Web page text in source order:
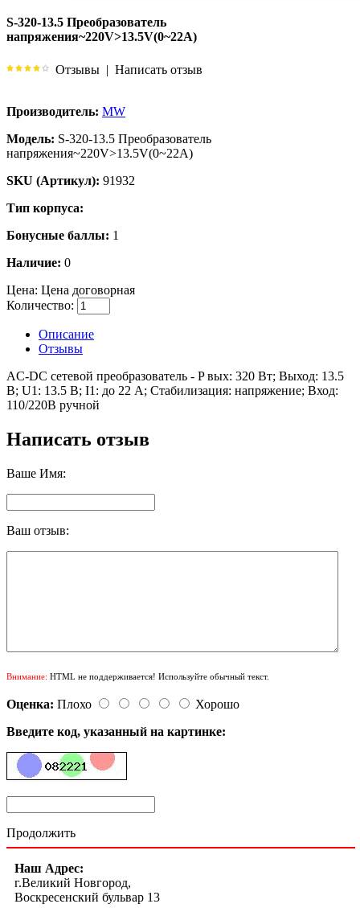
S-320-13.5 Преобразователь
напряжения~220V>13.5V(0~22A)
Отзывы | Написать отзыв
Производитель: MW
Модель: S-320-13.5 Преобразователь
напряжения~220V>13.5V(0~22A)
SKU (Артикул): 91932
Тип корпуса:
Бонусные баллы: 1
Наличие: 0
Цена: Цена договорная
Количество:
Описание
Отзывы
AC-DC сетевой преобразователь - P вых: 320 Вт; Выход: 13.5
В; U1: 13.5 В; I1: до 22 А; Стабилизация: напряжение; Вход:
110/220В ручной
Написать отзыв
Ваше Имя:
Ваш отзыв:
Внимание: HTML не поддерживается! Используйте обычный текст.
Оценка: Плохо
Хорошо
Введите код, указанный на картинке:
Продолжить
Наш Адрес:
г.Великий Новгород,
Воскресенский бульвар 13